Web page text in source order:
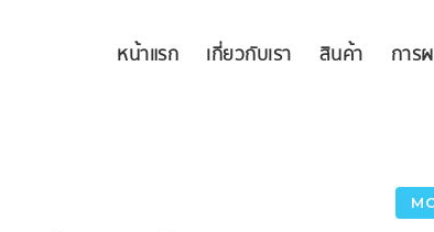
หน้าแรก เกี่ยวกับเรา สินค้า การ